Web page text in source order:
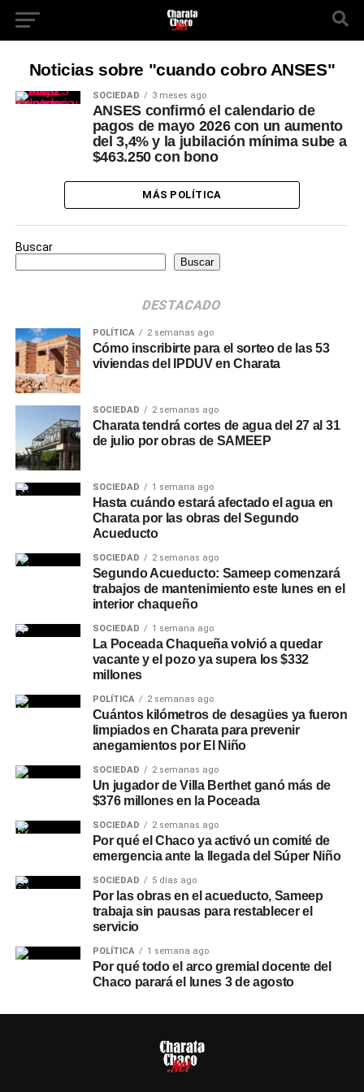
Noticias sobre "cuando cobro ANSES"
SOCIEDAD 3 meses ago
ANSES confirmó el calendario de
pagos de mayo 2026 con un aumento
del 3,4% y la jubilación mínima sube a
$463.250 con bono
MÁS POLÍTICA
Buscar
Buscar
DESTACADO
POLÍTICA 2 semanas ago
Cómo inscribirte para el sorteo de las 53
viviendas del IPDUV en Charata
SOCIEDAD 2 semanas ago
Charata tendrá cortes de agua del 27 al 31
de julio por obras de SAMEEP
SOCIEDAD 1 semana ago
Hasta cuándo estará afectado el agua en
Charata por las obras del Segundo
Acueducto
SOCIEDAD 2 semanas ago
Segundo Acueducto: Sameep comenzará
trabajos de mantenimiento este lunes en el
interior chaqueño
SOCIEDAD 1 semana ago
La Poceada Chaqueña volvió a quedar
vacante y el pozo ya supera los $332
millones
POLÍTICA 2 semanas ago
Cuántos kilómetros de desagües ya fueron
limpiados en Charata para prevenir
anegamientos por El Niño
SOCIEDAD 2 semanas ago
Un jugador de Villa Berthet ganó más de
$376 millones en la Poceada
SOCIEDAD 2 semanas ago
Por qué el Chaco ya activó un comité de
emergencia ante la llegada del Súper Niño
SOCIEDAD 5 días ago
Por las obras en el acueducto, Sameep
trabaja sin pausas para restablecer el
servicio
POLÍTICA 1 semana ago
Por qué todo el arco gremial docente del
Chaco parará el lunes 3 de agosto